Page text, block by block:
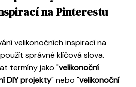
na Pinterestu
velikonočních inspirací na
správné klíčová slova.
termíny jako "velikonoční
DIY projekty" nebo "velikonoční